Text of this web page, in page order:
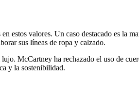
estos valores. Un caso destacado es la
sus líneas de ropa y calzado.
McCartney ha rechazado el uso de
y la sostenibilidad.